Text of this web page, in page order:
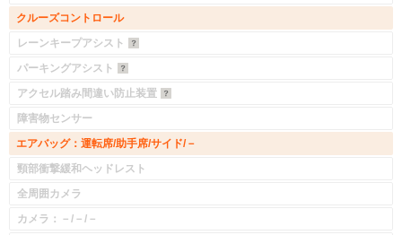
クルーズコントロール
レーンキープアシスト
パーキングアシスト
アクセル踏み間違い防止装置
障害物センサー
エアバッグ：運転席/助手席/サイド/－
頸部衝撃緩和ヘッドレスト
全周囲カメラ
カメラ：－/－/－